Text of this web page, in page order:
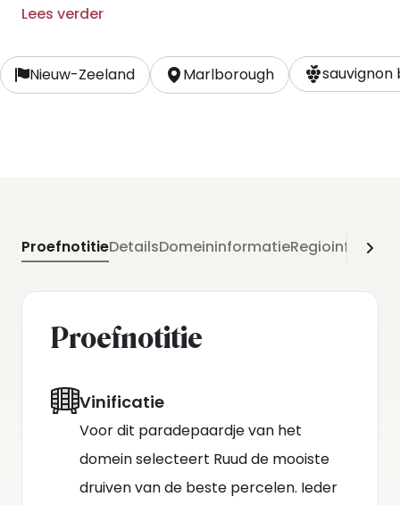
deel van de druiven bewust eerder wordt geplukt
en anderzijds concentratie en tonen van rijp
tropisch fruit te creëren welke voortkomen uit de
Lees verder
Nieuw-Zeeland Marlborough
ProefnotitieDetailsDomeininformatie
Proefnotitie
Vinificatie
Voor dit paradepaardje van het
domein selecteert Ruud de mooiste
druiven van de beste percelen. Ieder